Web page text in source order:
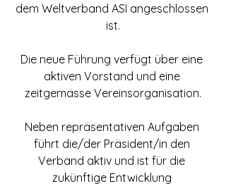
dem Weltverband ASI angeschlossen
ist.
Die neue Führung verfügt über eine
aktiven Vorstand und eine
zeitgemässe Vereinsorganisation.
Neben repräsentativen Aufgaben
führt die/der Präsident/in den
Verband aktiv und ist für die
zukünftige Entwicklung